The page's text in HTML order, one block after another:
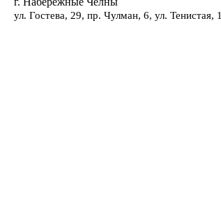
ул. Гостева, 29, пр. Чулман, 6, ул. Тенистая, 1